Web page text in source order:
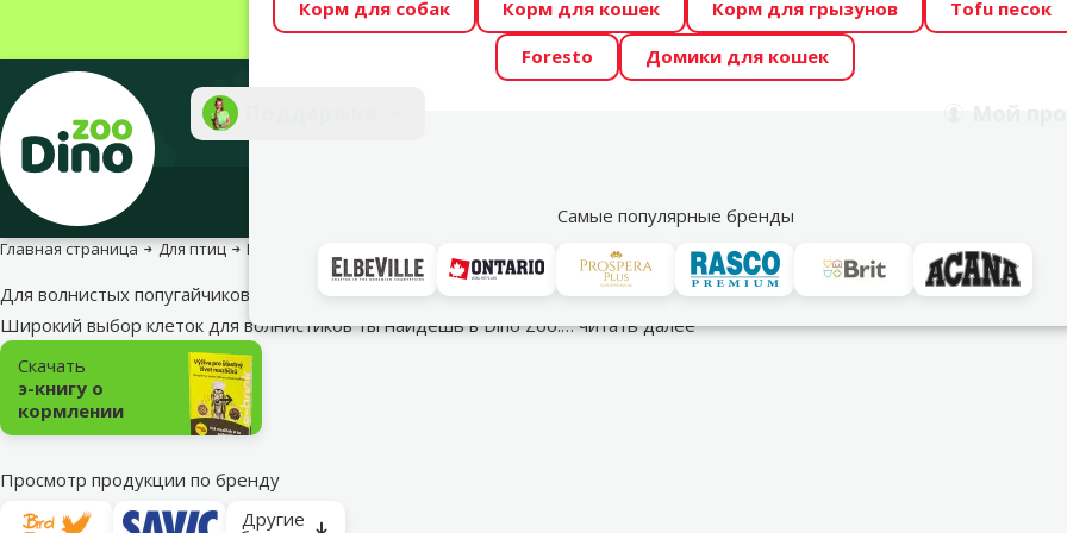
Весь месяц Dino Zoo предлагает отличные цены на ТОП-овые корма! 🍖
Фотоконкурс “GADA ŪSAIŅI”! Возможно Твой питомец станет звездой
Корм для собак Корм для кошек Корм для грызунов
Tofu песок
Foresto
Домики для кошек
Самые популярные бренды
Акции
Главная страница Для птиц Клетки
Для волнистых попугайчиков
Широкий выбор клеток для волнистиков ты найдешь в Dino Zoo.…читать далее
Подкатегория
Скачать
э-книгу о
кормлении
Просмотр продукции по бренду
Другие